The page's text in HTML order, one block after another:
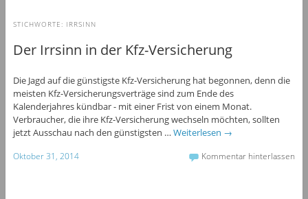
STICHWORTE: IRRSINN
Der Irrsinn in der Kfz-Versicherung
Die Jagd auf die günstigste Kfz-Versicherung hat begonnen, denn die
meisten Kfz-Versicherungsverträge sind zum Ende des
Kalenderjahres kündbar - mit einer Frist von einem Monat.
Verbraucher, die ihre Kfz-Versicherung wechseln möchten, sollten
jetzt Ausschau nach den günstigsten … Weiterlesen →
Oktober 31, 2014 Kommentar hinterlassen